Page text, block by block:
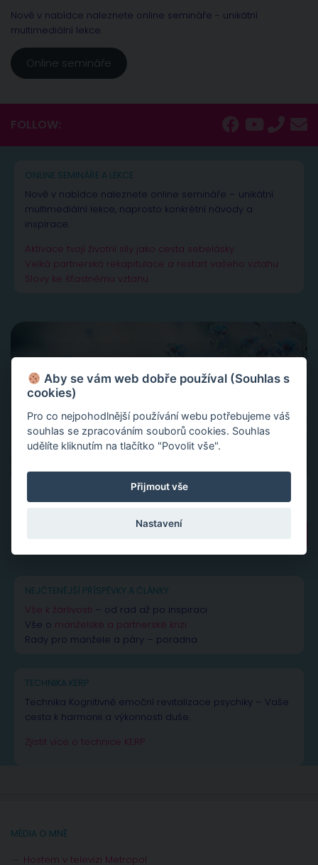
Nově v nabídce naleznete online semináře - unikátní
multimediální lekce.
Online semináře
FOLLOW:
ONLINE SEMINÁŘE A LEKCE
Nově v nabídce naleznete online semináře – unikátní
multimediální lekce, naprosto konkrétní návody a
inspirace.
Aktivace tvojí životní síly jako cesta sebelásky
Velká partnerská rekapitulace a restart vašeho vztahu
Slovy ke šťastnému vztahu
NEJČTENĚJŠÍ PŘÍSPĚVKY A ČLÁNKY
Vše k žárlivosti – od rad až po inspiraci
Vše o manželské a partnerské krizi
Rady pro manžele a páry – poradna
TECHNIKA KERP
Technika Kognitivně emoční revitalizace psychiky – Vaše
cesta k harmonii a výkonnosti duše.
Zjistit více o technice KERP
MÉDIA O MNĚ
Hostem v televizi Metropol
Aby se vám web dobře používal (Souhlas s
cookies)
Pro co nejpohodlnější používání webu potřebujeme váš
souhlas se zpracováním souborů cookies. Souhlas
udělíte kliknutím na tlačítko "Povolit vše".
Přijmout vše
Nastavení